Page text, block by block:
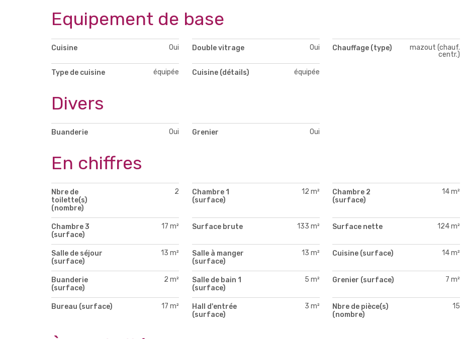
Equipement de base
Cuisine Oui Double vitrage Oui Chauffage (type)
mazout (chauf.
centr.)
Type de cuisine équipée Cuisine (détails) équipée
Divers
Buanderie Oui Grenier Oui
En chiffres
Nbre de
toilette(s)
(nombre)
2
Chambre 1
(surface)
12 m²
Chambre 2
(surface)
14 m²
Chambre 3
(surface)
17 m² Surface brute 133 m² Surface nette 124 m²
Salle de séjour
(surface)
13 m²
Salle à manger
(surface)
13 m² Cuisine (surface) 14 m²
Buanderie
(surface)
2 m²
Salle de bain 1
(surface)
5 m² Grenier (surface) 7 m²
Bureau (surface) 17 m²
Hall d'entrée
(surface)
3 m²
Nbre de pièce(s)
(nombre)
15